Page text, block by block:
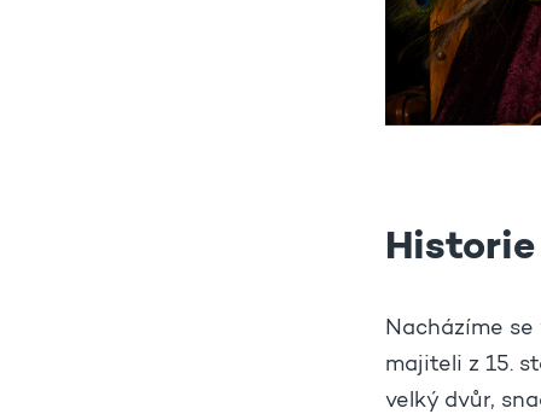
Historie
Nacházíme se
majiteli z 15.
velký dvůr,